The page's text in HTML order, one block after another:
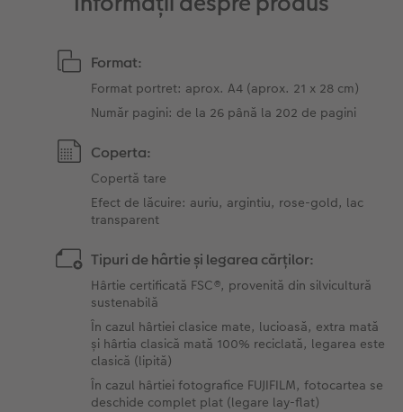
Format:
Format portret: aprox. A4 (aprox. 21 x 28 cm)
Număr pagini: de la 26 până la 202 de pagini
Coperta:
Copertă tare
Efect de lăcuire: auriu, argintiu, rose-gold, lac
transparent
Tipuri de hârtie și legarea cărților:
Hârtie certificată FSC®, provenită din silvicultură
sustenabilă
În cazul hârtiei clasice mate, lucioasă, extra mată
și hârtia clasică mată 100% reciclată, legarea este
clasică (lipită)
În cazul hârtiei fotografice FUJIFILM, fotocartea se
deschide complet plat (legare lay-flat)